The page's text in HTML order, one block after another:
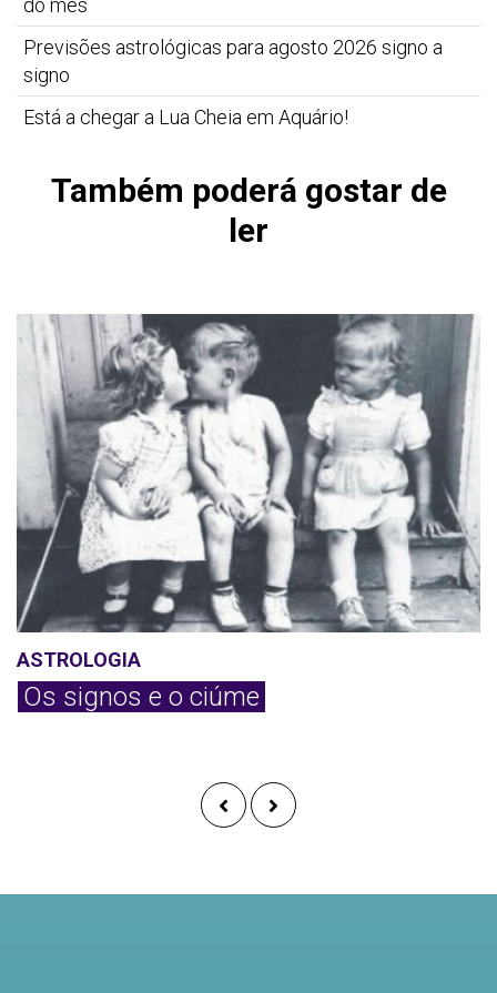
do mês
Previsões astrológicas para agosto 2026 signo a
signo
Está a chegar a Lua Cheia em Aquário!
Também poderá gostar de
ler
ASTROLOGIA
Os signos e o ciúme